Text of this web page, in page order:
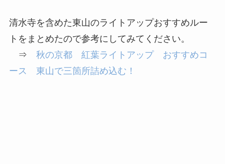
清水寺を含めた東山のライトアップおすすめルー
トをまとめたので参考にしてみてください。
⇒ 秋の京都 紅葉ライトアップ おすすめコ
ース 東山で三箇所詰め込む！